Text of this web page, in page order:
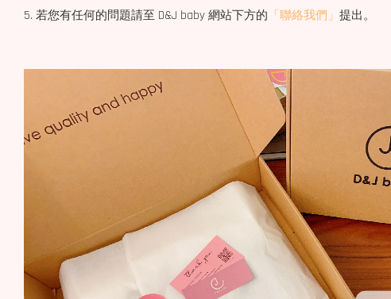
5. 若您有任何的問題請至 D&J baby 網站下方的 「聯絡我們」 提出。